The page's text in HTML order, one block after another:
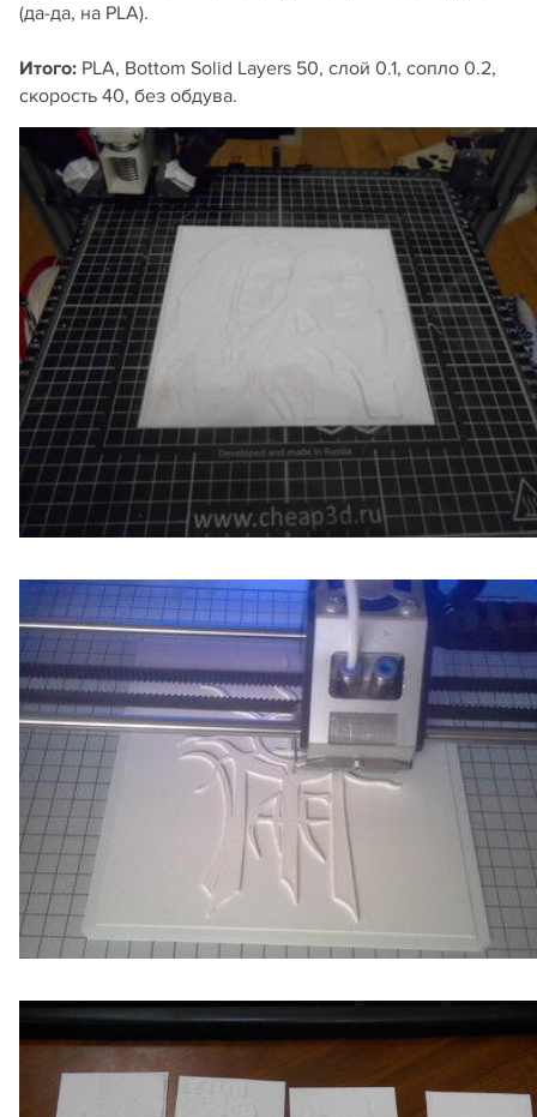
(да-да, на PLA).
Итого: PLA, Bottom Solid Layers 50, слой 0.1, сопло 0.2,
скорость 40, без обдува.